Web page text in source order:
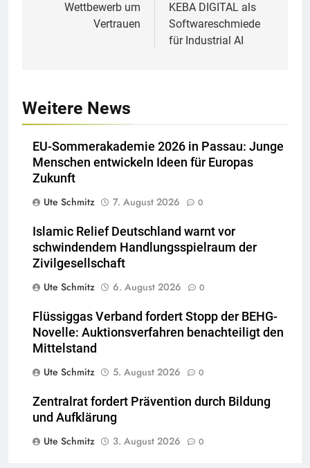
Wettbewerb um
Vertrauen
KEBA DIGITAL als
Softwareschmiede
für Industrial AI
Weitere News
EU-Sommerakademie 2026 in Passau: Junge
Menschen entwickeln Ideen für Europas
Zukunft
Ute Schmitz
7. August 2026 0
Islamic Relief Deutschland warnt vor
schwindendem Handlungsspielraum der
Zivilgesellschaft
Ute Schmitz
6. August 2026 0
Flüssiggas Verband fordert Stopp der BEHG-
Novelle: Auktionsverfahren benachteiligt den
Mittelstand
Ute Schmitz
5. August 2026 0
Zentralrat fordert Prävention durch Bildung
und Aufklärung
Ute Schmitz
3. August 2026 0